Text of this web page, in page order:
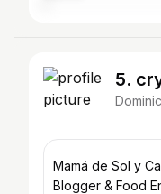
5.
Mamá de Sol y
Blogger & Food